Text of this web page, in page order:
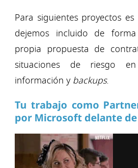
Para siguientes proyectos
dejemos incluido de
propia propuesta de
situaciones de riesgo
información ybackups.
Tu trabajo como
por Microsoft delante